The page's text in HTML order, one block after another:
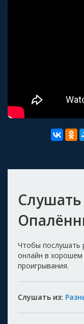
Слушать
Чтобы послушать
онлайн в хорошем
проигрывания.
Слушать из: